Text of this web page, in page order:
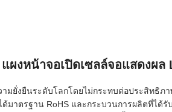
ผงหน้าจอเปิดเซลล์จอแสดงผล
ยั่งยืนระดับโลกโดยไม่กระทบต่อประสิทธิภ
มาตรฐาน RoHS และกระบวนการผลิตที่ไ